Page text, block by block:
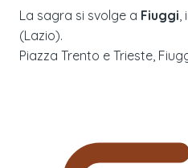
La sagra si svolge a Fiuggi
(Lazio).
Piazza Trento e Trieste,